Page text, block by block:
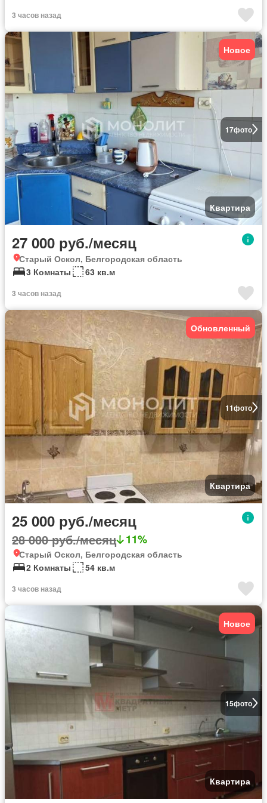
3 часов назад
17фото
Новое
Квартира
27 000 руб./месяц
Старый Оскол, Белгородская область
3 Комнаты
63 кв.м
3 часов назад
11фото
Обновленный
Квартира
25 000 руб./месяц
28 000 руб./месяц 11%
Старый Оскол, Белгородская область
2 Комнаты
54 кв.м
3 часов назад
15фото
Новое
Квартира